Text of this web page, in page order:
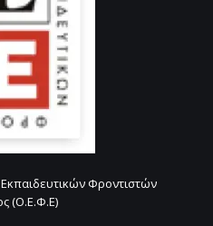
Φροντιστών
(Ο.Ε.Φ.Ε)